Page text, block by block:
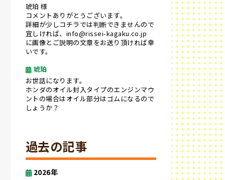
琥珀 様
コメントありがとうございます。
詳細が少しコチラでは判断できませんので
宜しければ、info@rissei-kagaku.co.jp
に画像とご説明の文章をお送り頂ければ幸
いです。
琥珀
お世話になります。
ホンダのオイル封入タイプのエンジンマウ
ントの場合はオイル部分はゴムになるので
しょうか？
過去の記事
2026年